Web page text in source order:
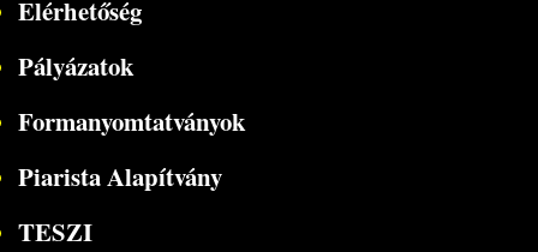
Elérhetőség
Pályázatok
Formanyomtatványok
Piarista Alapítvány
TESZI